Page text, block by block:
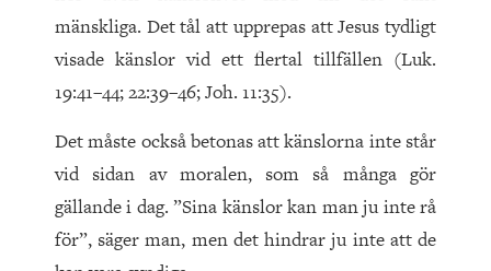
mänskliga. Det tål att upprepas att Jesus tydligt
visade känslor vid ett flertal tillfällen (Luk.
19:41–44; 22:39–46; Joh. 11:35).
Det måste också betonas att känslorna inte står
vid sidan av moralen, som så många gör
gällande i dag. ”Sina känslor kan man ju inte rå
för”, säger man, men det hindrar ju inte att de